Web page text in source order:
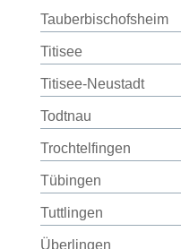
Tauberbischofsheim
Titisee
Titisee-Neustadt
Todtnau
Trochtelfingen
Tübingen
Tuttlingen
Überlingen